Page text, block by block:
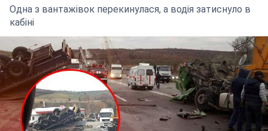
Одна з вантажівок перекинулася, а водія затиснуло в
кабіні